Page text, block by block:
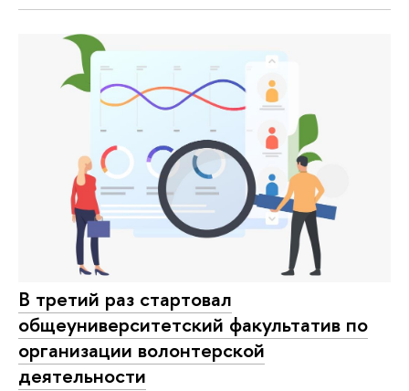
В третий раз стартовал
общеуниверситетский факультатив по
организации волонтерской
деятельности